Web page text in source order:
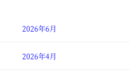
2026年6月
2026年4月